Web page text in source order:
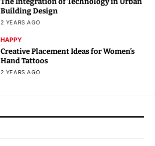
Building Design
2 YEARS AGO
HAPPY
Creative Placement Ideas for Women’s
Hand Tattoos
2 YEARS AGO